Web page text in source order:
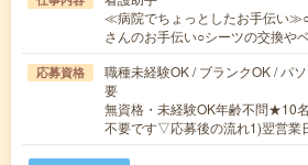
≪病院でちょっとしたお手伝い
さんのお手伝い○シーツの交換や
応募資格
職種未経験OK / ブランクOK / パ
要
無資格・未経験OK年齢不問★10
不要です▽応募後の流れ1)翌営業